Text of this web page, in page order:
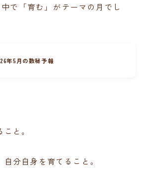
で「育む」がテーマの月でし
年5月の数秘予報
と。
分自身を育てること。